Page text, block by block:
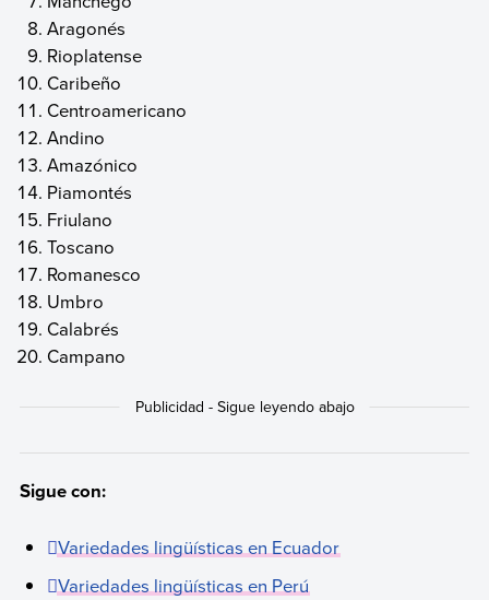
Aragonés
Rioplatense
Caribeño
Centroamericano
Andino
Amazónico
Piamontés
Friulano
Toscano
Romanesco
Umbro
Calabrés
Campano
Sigue con:
Variedades lingüísticas en Ecuador
Variedades lingüísticas en Perú